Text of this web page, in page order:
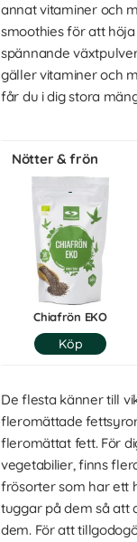
annat vitaminer och
smoothies för att
spännande
gäller vitaminer och
får du i dig stora
Nötter & frön
Chiafrön EKO
De flesta känner till
fleromättade
fleromättat fett. För
vegetabilier, finns
frösorter som har ett
tuggar på dem så att
dem. För att